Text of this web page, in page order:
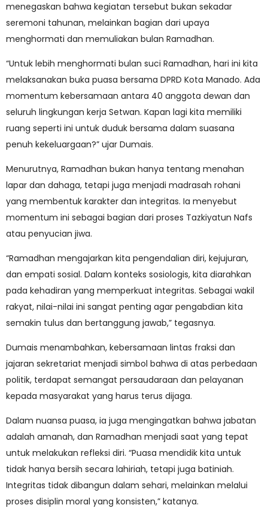
menegaskan bahwa kegiatan tersebut bukan sekadar
seremoni tahunan, melainkan bagian dari upaya
menghormati dan memuliakan bulan Ramadhan.
“Untuk lebih menghormati bulan suci Ramadhan, hari ini kita
melaksanakan buka puasa bersama DPRD Kota Manado. Ada
momentum kebersamaan antara 40 anggota dewan dan
seluruh lingkungan kerja Setwan. Kapan lagi kita memiliki
ruang seperti ini untuk duduk bersama dalam suasana
penuh kekeluargaan?” ujar Dumais.
Menurutnya, Ramadhan bukan hanya tentang menahan
lapar dan dahaga, tetapi juga menjadi madrasah rohani
yang membentuk karakter dan integritas. Ia menyebut
momentum ini sebagai bagian dari proses Tazkiyatun Nafs
atau penyucian jiwa.
“Ramadhan mengajarkan kita pengendalian diri, kejujuran,
dan empati sosial. Dalam konteks sosiologis, kita diarahkan
pada kehadiran yang memperkuat integritas. Sebagai wakil
rakyat, nilai-nilai ini sangat penting agar pengabdian kita
semakin tulus dan bertanggung jawab,” tegasnya.
Dumais menambahkan, kebersamaan lintas fraksi dan
jajaran sekretariat menjadi simbol bahwa di atas perbedaan
politik, terdapat semangat persaudaraan dan pelayanan
kepada masyarakat yang harus terus dijaga.
Dalam nuansa puasa, ia juga mengingatkan bahwa jabatan
adalah amanah, dan Ramadhan menjadi saat yang tepat
untuk melakukan refleksi diri. “Puasa mendidik kita untuk
tidak hanya bersih secara lahiriah, tetapi juga batiniah.
Integritas tidak dibangun dalam sehari, melainkan melalui
proses disiplin moral yang konsisten,” katanya.